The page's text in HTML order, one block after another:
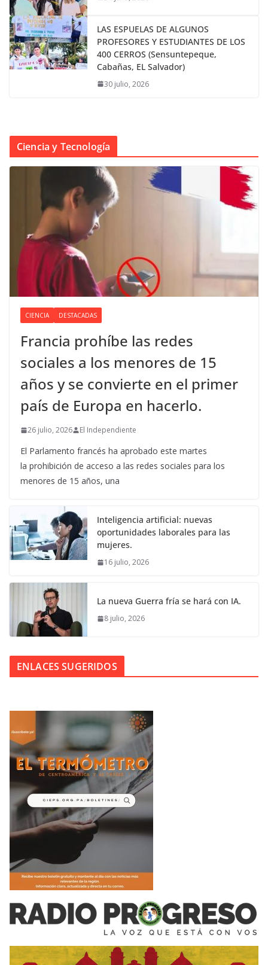
LAS ESPUELAS DE ALGUNOS
PROFESORES Y ESTUDIANTES DE LOS
400 CERROS (Sensuntepeque,
Cabañas, EL Salvador)
30 julio, 2026
Ciencia y Tecnología
CIENCIA DESTACADAS
Francia prohíbe las redes
sociales a los menores de 15
años y se convierte en el primer
país de Europa en hacerlo.
26 julio, 2026 El Independiente
El Parlamento francés ha aprobado este martes
la prohibición de acceso a las redes sociales para los
menores de 15 años, una
Inteligencia artificial: nuevas
oportunidades laborales para las
mujeres.
16 julio, 2026
La nueva Guerra fría se hará con IA.
8 julio, 2026
ENLACES SUGERIDOS